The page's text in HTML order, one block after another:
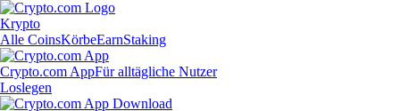
Krypto
Alle CoinsKörbeEarnStaking
Crypto.com AppFür alltägliche Nutzer
Loslegen